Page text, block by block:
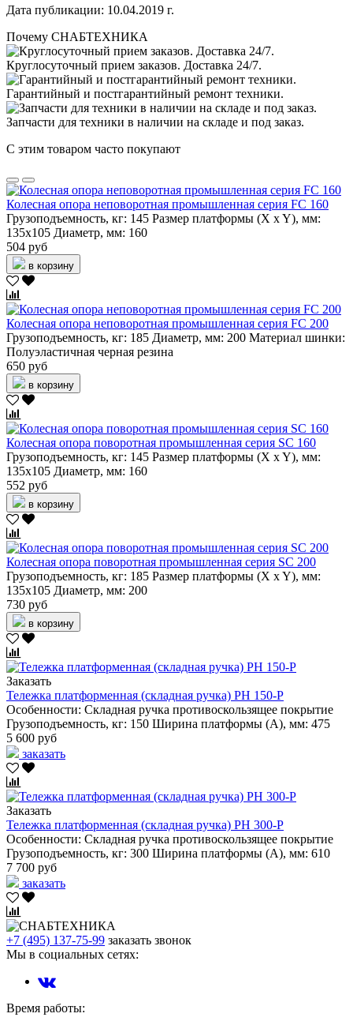
Дата публикации: 10.04.2019 г.
Почему СНАБТЕХНИКА
Круглосуточный прием заказов. Доставка 24/7.
Гарантийный и постгарантийный ремонт техники.
Запчасти для техники в наличии на складе и под заказ.
С этим товаром часто покупают
Колесная опора неповоротная промышленная серия FC 160
Грузоподъемность, кг: 145 Размер платформы (X x Y), мм:
135х105 Диаметр, мм: 160
504 руб
в корзину
Колесная опора неповоротная промышленная серия FC 200
Грузоподъемность, кг: 185 Диаметр, мм: 200 Материал шинки:
Полуэластичная черная резина
650 руб
в корзину
Колесная опора поворотная промышленная серия SC 160
Грузоподъемность, кг: 145 Размер платформы (X x Y), мм:
135х105 Диаметр, мм: 160
552 руб
в корзину
Колесная опора поворотная промышленная серия SC 200
Грузоподъемность, кг: 185 Размер платформы (X x Y), мм:
135х105 Диаметр, мм: 200
730 руб
в корзину
Заказать
Тележка платформенная (складная ручка) PH 150-P
Особенности: Складная ручка противоскользящее покрытие
Грузоподъемность, кг: 150 Ширина платформы (А), мм: 475
5 600 руб
заказать
Заказать
Тележка платформенная (складная ручка) PH 300-P
Особенности: Складная ручка противоскользящее покрытие
Грузоподъемность, кг: 300 Ширина платформы (А), мм: 610
7 700 руб
заказать
+7 (495) 137-75-99 заказать звонок
Мы в социальных сетях:
Время работы: